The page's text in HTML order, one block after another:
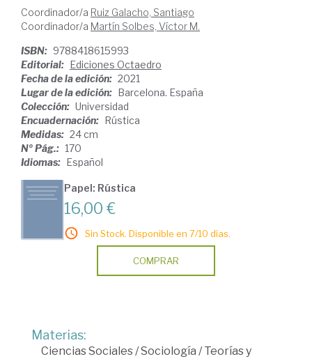
Coordinador/a Ruiz Galacho, Santiago
Coordinador/a Martín Solbes, Víctor M.
ISBN: 9788418615993
Editorial: Ediciones Octaedro
Fecha de la edición: 2021
Lugar de la edición: Barcelona. España
Colección: Universidad
Encuadernación: Rústica
Medidas: 24 cm
Nº Pág.: 170
Idiomas: Español
Papel: Rústica
16,00 €
Sin Stock. Disponible en 7/10 días.
COMPRAR
Materias:
Ciencias Sociales/Sociología /Teorías y